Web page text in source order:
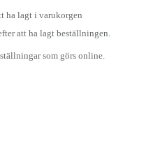
ha lagt i varukorgen
att ha lagt beställningen.
som görs online.